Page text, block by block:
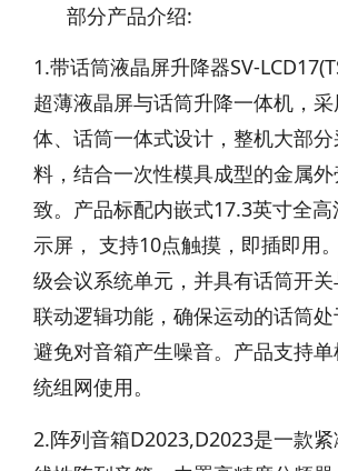
部分产品介绍:
1.带话筒液晶屏升降器SV-
超薄液晶屏与话筒升降一体机，
体、话筒一体式设计，整机大部
料，结合一次性模具成型的金属
致。产品标配内嵌式17.3英寸全
示屏， 支持10点触摸，即插即用
级会议系统单元，并具有话筒开
联动逻辑功能，确保运动的话筒处
避免对音箱产生噪音。产品支持
统组网使用。
2.阵列音箱D2023,D2023是一款